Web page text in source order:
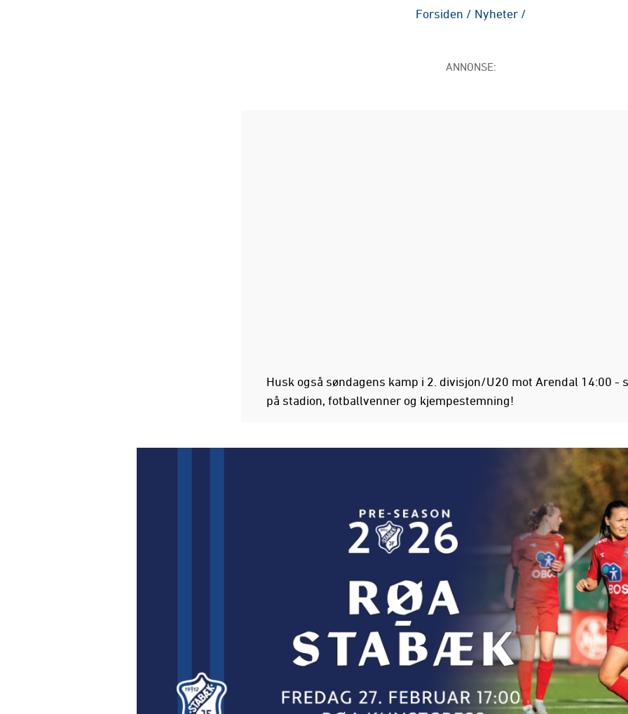
Forsiden / Nyheter /
ANNONSE:
Husk også søndagens kamp i 2. divisjon/U20 mot Arendal 14:00 -
på stadion, fotballvenner og kjempestemning!